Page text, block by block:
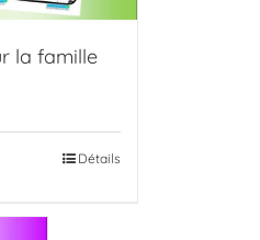
la famille
Détails